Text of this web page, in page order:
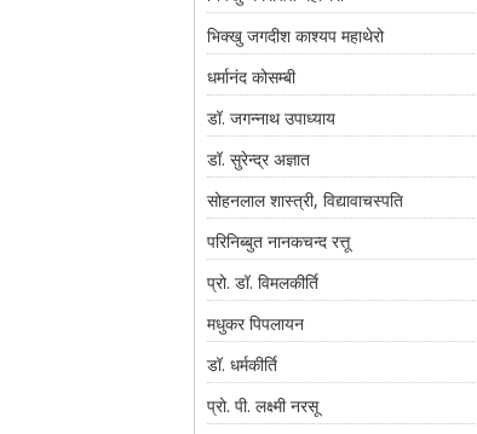
भिक्खु जगदीश काश्यप महाथेरो
धर्मानंद कोसम्बी
डॉ. जगन्नाथ उपाध्याय
डॉ. सुरेन्द्र अज्ञात
सोहनलाल शास्त्री, विद्यावाचस्पति
परिनिब्बुत नानकचन्द रत्तू
प्रो. डॉ. विमलकीर्ति
मधुकर पिपलायन
डॉ. धर्मकीर्ति
प्रो. पी. लक्ष्मी नरसू